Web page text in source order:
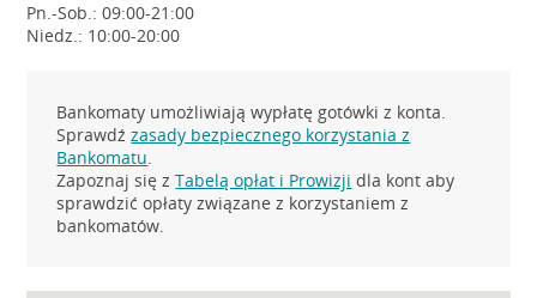
Pn.-Sob.: 09:00-21:00
Niedz.: 10:00-20:00
Bankomaty umożliwiają wypłatę gotówki z konta.
Sprawdźzasady bezpiecznego korzystania z
Bankomatu.
Zapoznaj się zTabelą opłat i Prowizji dla kont aby
sprawdzić opłaty związane z korzystaniem z
bankomatów.